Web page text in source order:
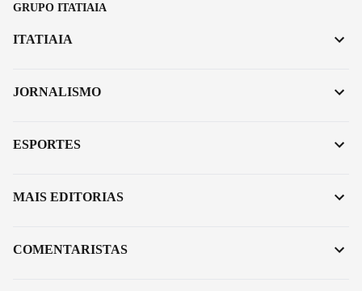
GRUPO ITATIAIA
ITATIAIA
JORNALISMO
ESPORTES
MAIS EDITORIAS
COMENTARISTAS